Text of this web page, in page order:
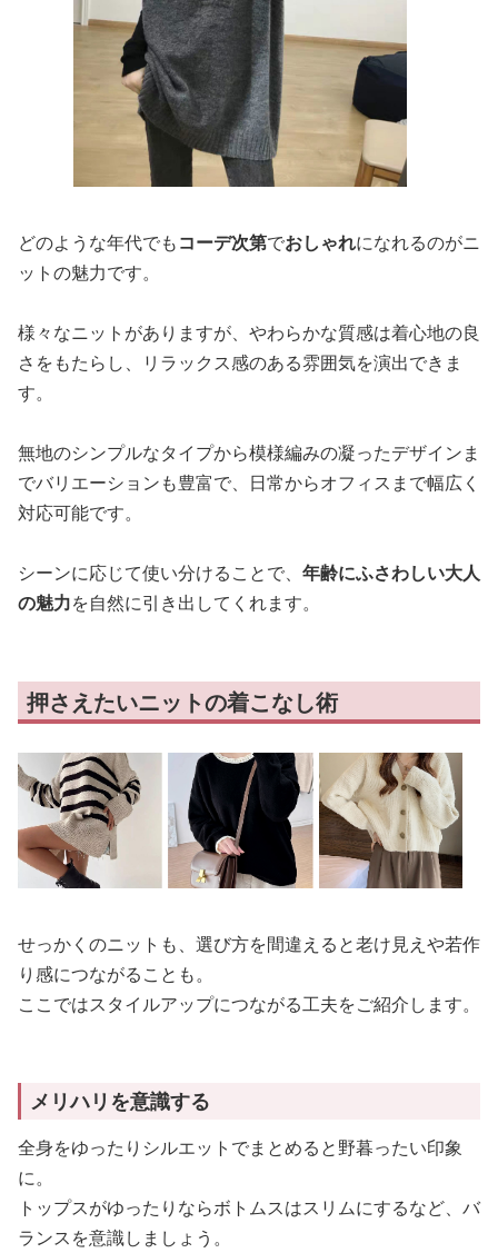
どのような年代でもコーデ次第でおしゃれになれるのがニ
ットの魅力です。
様々なニットがありますが、やわらかな質感は着心地の良
さをもたらし、リラックス感のある雰囲気を演出できま
す。
無地のシンプルなタイプから模様編みの凝ったデザインま
でバリエーションも豊富で、日常からオフィスまで幅広く
対応可能です。
シーンに応じて使い分けることで、 年齢にふさわしい大人
の魅力を自然に引き出してくれます。
押さえたいニットの着こなし術
せっかくのニットも、選び方を間違えると老け見えや若作
り感につながることも。
ここではスタイルアップにつながる工夫をご紹介します。
メリハリを意識する
全身をゆったりシルエットでまとめると野暮ったい印象
に。
トップスがゆったりならボトムスはスリムにするなど、バ
ランスを意識しましょう。